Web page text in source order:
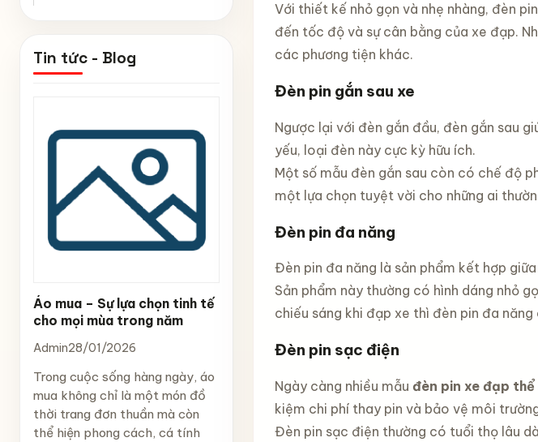
Tin tức - Blog
Áo mua – Sự lựa chọn tinh tế
cho mọi mùa trong năm
Admin28/01/2026
Trong cuộc sống hàng ngày, áo
mua không chỉ là một món đồ
thời trang đơn thuần mà còn
thể hiện phong cách, cá tính
Với thiết kế nhỏ gọn và nhẹ nhàng, đèn
đến tốc độ và sự cân bằng của xe đạp.
các phương tiện khác.
Đèn pin gắn sau xe
Ngược lại với đèn gắn đầu, đèn gắn sau
yếu, loại đèn này cực kỳ hữu ích.
Một số mẫu đèn gắn sau còn có chế độ
một lựa chọn tuyệt vời cho những ai
Đèn pin đa năng
Đèn pin đa năng là sản phẩm kết hợp
Sản phẩm này thường có hình dáng nhỏ
chiếu sáng khi đạp xe thì đèn pin đa năng
Đèn pin sạc điện
Ngày càng nhiều mẫu đèn pin xe đạp
kiệm chi phí thay pin và bảo vệ môi
Đèn pin sạc điện thường có tuổi thọ lâu